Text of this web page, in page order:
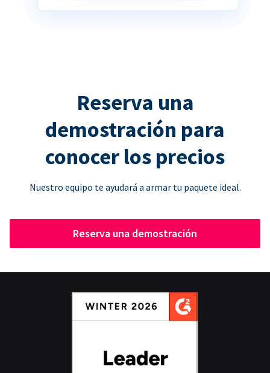
Reserva una
demostración para
conocer los precios
Nuestro equipo te ayudará a armar tu paquete ideal.
Reserva una demostración